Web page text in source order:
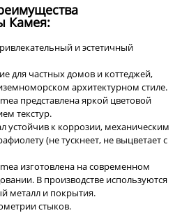
Камея:
и эстетичный
для частных домов и коттеджей,
архитектурном стиле.
представлена яркой цветовой
текстур.
устойчив к коррозии, механическим
(не тускнеет, не выцветает с
изготовлена на современном
В производстве используются
металл и покрытия.
стыков.